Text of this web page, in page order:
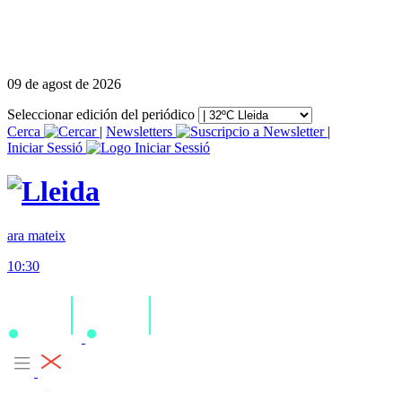
09 de agost de 2026
Seleccionar edición del periódico
Cerca
| Newsletters
|
Iniciar Sessió
ara mateix
10:30